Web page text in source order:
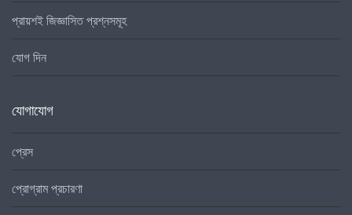
প্রায়শই জিজ্ঞাসিত প্রশ্নসমূহ
যোগ দিন
যোগাযোগ
প্রেস
প্রোগ্রাম প্রচারণা